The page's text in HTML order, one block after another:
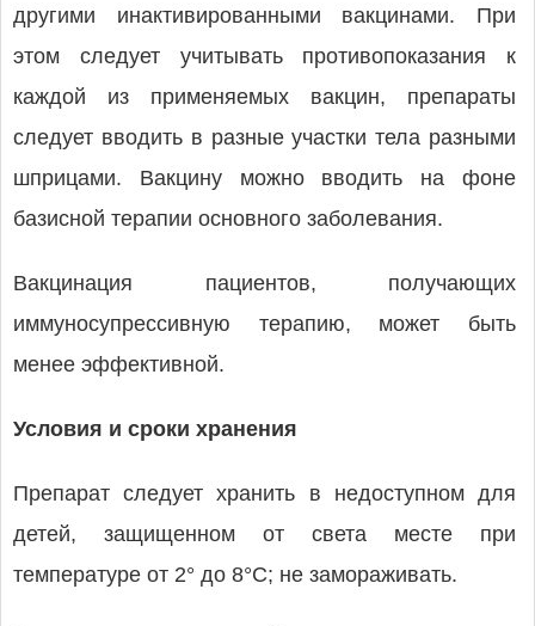
другими инактивированными вакцинами. При
этом следует учитывать противопоказания к
каждой из применяемых вакцин, препараты
следует вводить в разные участки тела разными
шприцами. Вакцину можно вводить на фоне
базисной терапии основного заболевания.
Вакцинация пациентов, получающих
иммуносупрессивную терапию, может быть
менее эффективной.
Условия и сроки хранения
Препарат следует хранить в недоступном для
детей, защищенном от света месте при
температуре от 2° до 8°C; не замораживать.